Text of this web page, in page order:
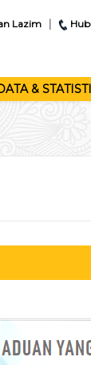
Lazim |
&